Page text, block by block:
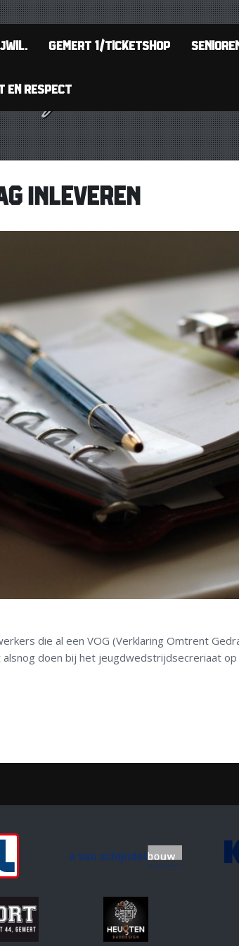
GEMERT 1/TICKETSHOP
EN RESPECT
INLEVEREN
die al een VOG (Verklaring Omtrent
alsnog doen bij het jeugdwedstrijdsecreriaat